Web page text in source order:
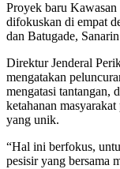
Proyek baru
difokuskan di empat
dan Batugade,
Direktur Jenderal
mengatakan
mengatasi tantangan,
ketahanan
yang unik.
“Hal ini berfokus,
pesisir yang bersama